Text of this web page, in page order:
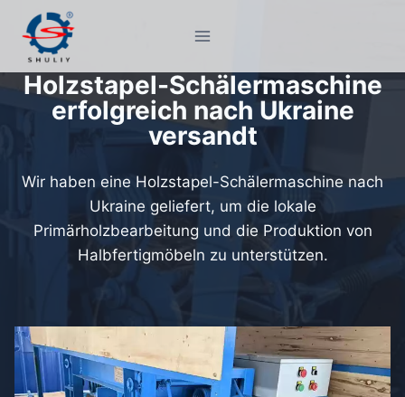
Inhalt
springen
Holzstapel-Schälermaschine
erfolgreich nach Ukraine
versandt
Wir haben eine Holzstapel-Schälermaschine nach
Ukraine geliefert, um die lokale
Primärholzbearbeitung und die Produktion von
Halbfertigmöbeln zu unterstützen.